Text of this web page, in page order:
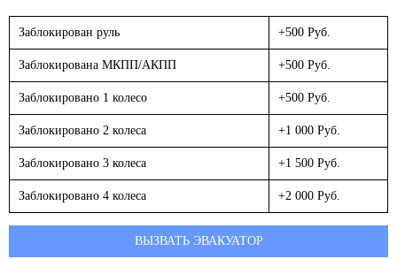
Заблокирован руль +500 Руб.
Заблокирована МКПП/АКПП +500 Руб.
Заблокировано 1 колесо +500 Руб.
Заблокировано 2 колеса +1 000 Руб.
Заблокировано 3 колеса +1 500 Руб.
Заблокировано 4 колеса +2 000 Руб.
ВЫЗВАТЬ ЭВАКУАТОР